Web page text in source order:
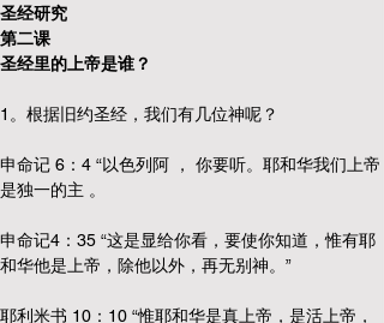
圣经研究
第二课
圣经里的上帝是谁？
1。根据旧约圣经，我们有几位神呢？
申命记 6：4 “以色列阿 ， 你要听。耶和华我们上帝
是独一的主 。
申命记4：35 “这是显给你看，要使你知道，惟有耶
和华他是上帝，除他以外，再无别神。”
耶利米书 10：10 “惟耶和华是真上帝，是活上帝，